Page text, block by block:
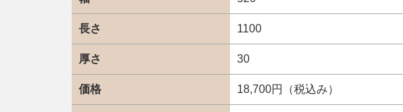
長さ 1100
厚さ 30
価格 18,700円（税込み）